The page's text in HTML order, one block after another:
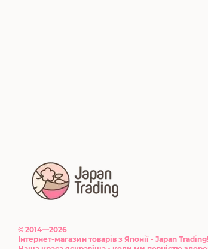
© 2014—2026
Інтернет-магазин товарів з Японії - Japan Trading!